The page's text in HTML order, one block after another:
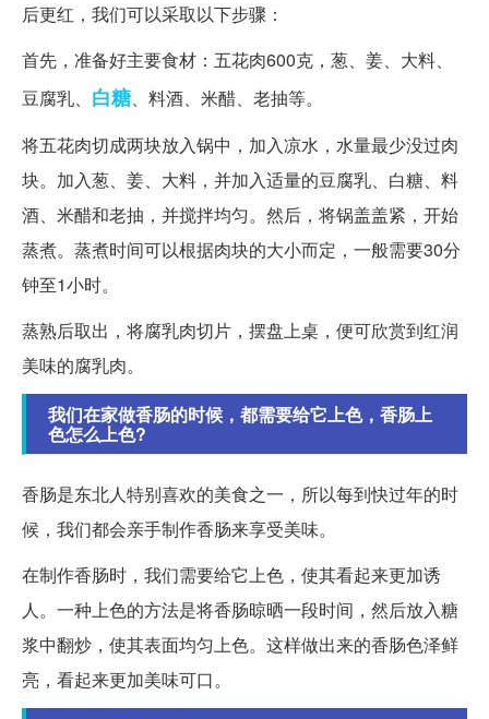
后更红，我们可以采取以下步骤：
首先，准备好主要食材：五花肉600克，葱、姜、大料、
豆腐乳、 白糖、料酒、米醋、老抽等。
将五花肉切成两块放入锅中，加入凉水，水量最少没过肉
块。加入葱、姜、大料，并加入适量的豆腐乳、白糖、料
酒、米醋和老抽，并搅拌均匀。然后，将锅盖盖紧，开始
蒸煮。蒸煮时间可以根据肉块的大小而定，一般需要30分
钟至1小时。
蒸熟后取出，将腐乳肉切片，摆盘上桌，便可欣赏到红润
美味的腐乳肉。
我们在家做香肠的时候，都需要给它上色，香肠上
色怎么上色?
香肠是东北人特别喜欢的美食之一，所以每到快过年的时
候，我们都会亲手制作香肠来享受美味。
在制作香肠时，我们需要给它上色，使其看起来更加诱
人。一种上色的方法是将香肠晾晒一段时间，然后放入糖
浆中翻炒，使其表面均匀上色。这样做出来的香肠色泽鲜
亮，看起来更加美味可口。